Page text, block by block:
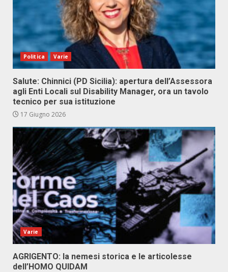
Politica Varie
Salute: Chinnici (PD Sicilia): apertura dell’Assessora
agli Enti Locali sul Disability Manager, ora un tavolo
tecnico per sua istituzione
17 Giugno 2026
Varie
AGRIGENTO: la nemesi storica e le articolesse
dell’HOMO QUIDAM